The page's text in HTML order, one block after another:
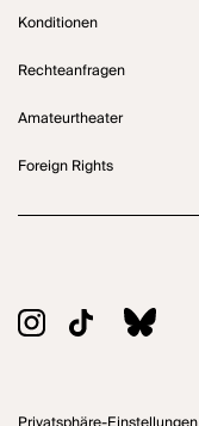
Konditionen
Rechteanfragen
Amateurtheater
Foreign Rights